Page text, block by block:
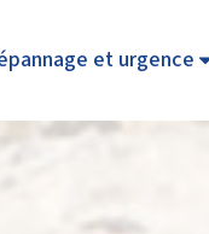
et urgence